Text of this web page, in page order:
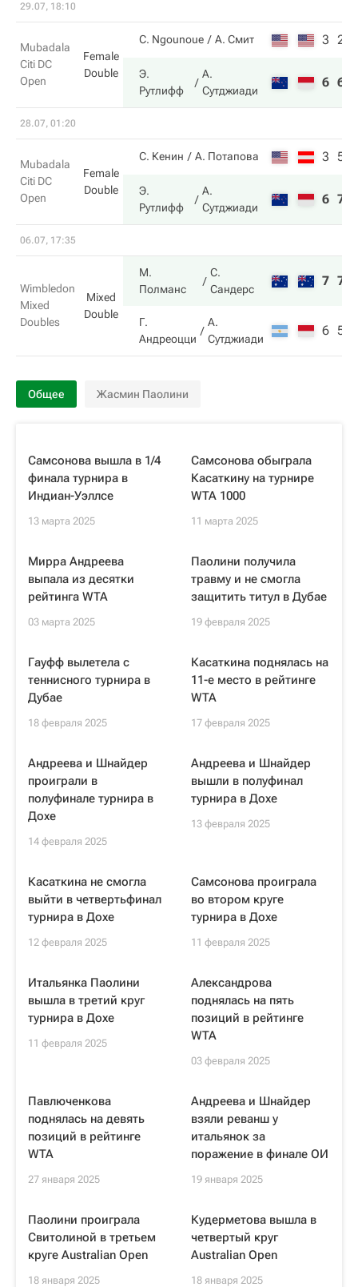
29.07, 18:10
Mubadala
Citi DC
Open
Female
Double
C. Ngounoue А. Смит 3 2
Э.
Рутлифф
А.
Сутджиади
6 6
28.07, 01:20
Mubadala
Citi DC
Open
Female
Double
С. Кенин А. Потапова 3 5
Э.
Рутлифф
А.
Сутджиади
6 7
06.07, 17:35
Wimbledon
Mixed
Doubles
Mixed
Double
М.
Полманс
С.
Сандерс
7 7
Г.
Андреоцци
А.
Сутджиади
6 5
Общее Жасмин Паолини
Самсонова вышла в 1/4
финала турнира в
Индиан-Уэллсе
13 марта 2025
Самсонова обыграла
Касаткину на турнире
WTA 1000
11 марта 2025
Мирра Андреева
выпала из десятки
рейтинга WTA
03 марта 2025
Паолини получила
травму и не смогла
защитить титул в Дубае
19 февраля 2025
Гауфф вылетела с
теннисного турнира в
Дубае
18 февраля 2025
Касаткина поднялась на
11-е место в рейтинге
WTA
17 февраля 2025
Андреева и Шнайдер
проиграли в
полуфинале турнира в
Дохе
14 февраля 2025
Андреева и Шнайдер
вышли в полуфинал
турнира в Дохе
13 февраля 2025
Касаткина не смогла
выйти в четвертьфинал
турнира в Дохе
12 февраля 2025
Самсонова проиграла
во втором круге
турнира в Дохе
11 февраля 2025
Итальянка Паолини
вышла в третий круг
турнира в Дохе
11 февраля 2025
Александрова
поднялась на пять
позиций в рейтинге
WTA
03 февраля 2025
Павлюченкова
поднялась на девять
позиций в рейтинге
WTA
27 января 2025
Андреева и Шнайдер
взяли реванш у
итальянок за
поражение в финале ОИ
19 января 2025
Паолини проиграла
Свитолиной в третьем
круге Australian Open
18 января 2025
Кудерметова вышла в
четвертый круг
Australian Open
18 января 2025